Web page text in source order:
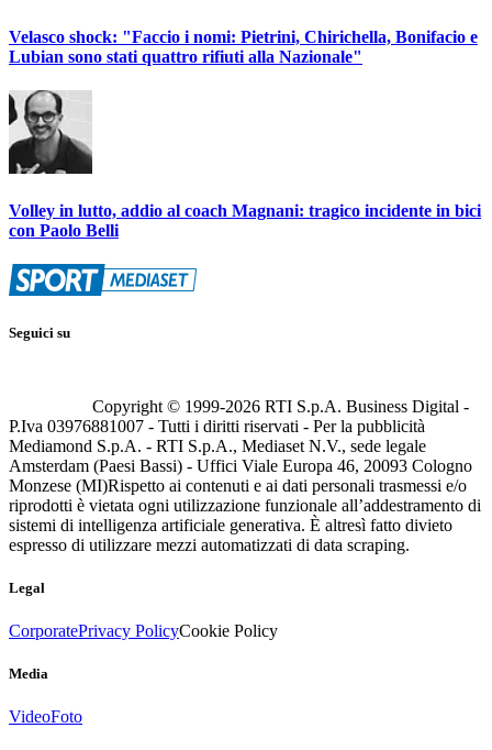
Velasco shock: "Faccio i nomi: Pietrini, Chirichella, Bonifacio e
Lubian sono stati quattro rifiuti alla Nazionale"
Volley in lutto, addio al coach Magnani: tragico incidente in bici
con Paolo Belli
Seguici su
Copyright © 1999-2026 RTI S.p.A. Business Digital -
P.Iva 03976881007 - Tutti i diritti riservati - Per la pubblicità
Mediamond S.p.A. - RTI S.p.A., Mediaset N.V., sede legale
Amsterdam (Paesi Bassi) - Uffici Viale Europa 46, 20093 Cologno
Monzese (MI)Rispetto ai contenuti e ai dati personali trasmessi e/o
riprodotti è vietata ogni utilizzazione funzionale all’addestramento di
sistemi di intelligenza artificiale generativa. È altresì fatto divieto
espresso di utilizzare mezzi automatizzati di data scraping.
Legal
CorporatePrivacy PolicyCookie Policy
Media
VideoFoto